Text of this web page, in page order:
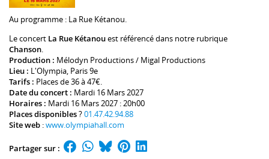
Au programme : La Rue Kétanou.
Le concert La Rue Kétanouest référencé dans notre rubrique
Chanson.
Production : Mélodyn Productions / Migal Productions
Lieu : L'Olympia, Paris 9e
Tarifs : Places de 36 à 47€.
Date du concert : Mardi 16 Mars 2027
Horaires : Mardi 16 Mars 2027 : 20h00
Places disponibles?01.47.42.94.88
Site web :www.olympiahall.com
Partager sur :